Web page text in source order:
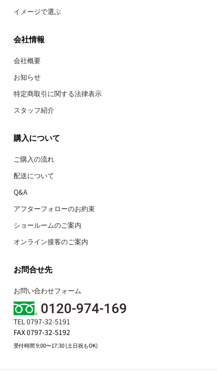
イメージで選ぶ
会社情報
会社概要
お知らせ
特定商取引に関する法律表示
スタッフ紹介
購入について
ご購入の流れ
配送について
Q&A
アフターフォローのお約束
ショールームのご案内
オンライン接客のご案内
お問合せ先
お問い合わせフォーム
0120-974-169
TEL 0797-32-5191
FAX 0797-32-5192
受付時間 9:00〜17:30 (土日祝もOK)